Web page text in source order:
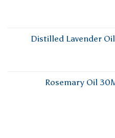
زيت اللافندر مقطر Distilled Lavender Oil